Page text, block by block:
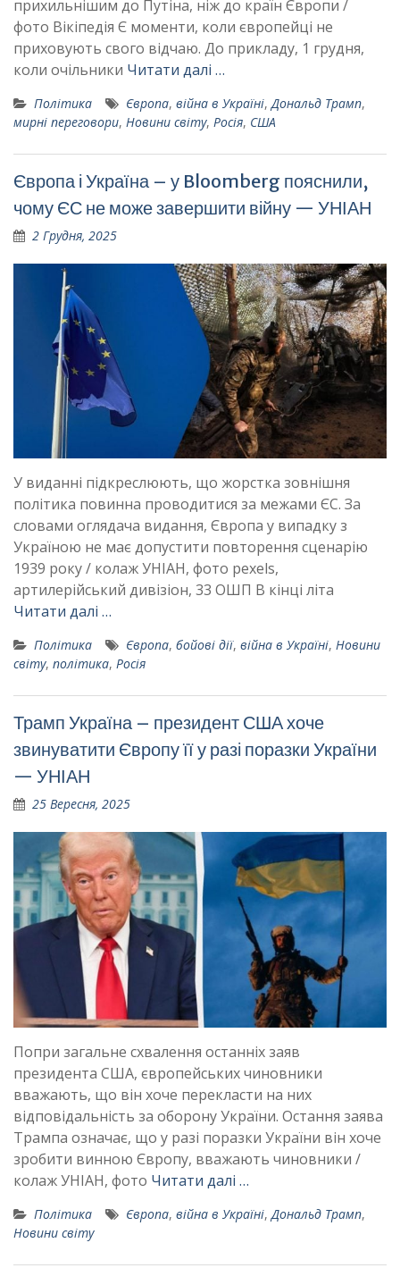
прихильнішим до Путіна, ніж до країн Європи /
фото Вікіпедія Є моменти, коли європейці не
приховують свого відчаю. До прикладу, 1 грудня,
коли очільники Читати далі …
Політика Європа, війна в Україні, Дональд Трамп,
мирні переговори, Новини світу, Росія, США
Європа і Україна – у Bloomberg пояснили,
чому ЄС не може завершити війну — УНІАН
2 Грудня, 2025
У виданні підкреслюють, що жорстка зовнішня
політика повинна проводитися за межами ЄС. За
словами оглядача видання, Європа у випадку з
Україною не має допустити повторення сценарію
1939 року / колаж УНІАН, фото pexels,
артилерійський дивізіон, 33 ОШП В кінці літа
Читати далі …
Політика Європа, бойові дії, війна в Україні, Новини
світу, політика, Росія
Трамп Україна – президент США хоче
звинуватити Європу її у разі поразки України
— УНІАН
25 Вересня, 2025
Попри загальне схвалення останніх заяв
президента США, європейських чиновники
вважають, що він хоче перекласти на них
відповідальність за оборону України. Остання заява
Трампа означає, що у разі поразки України він хоче
зробити винною Європу, вважають чиновники /
колаж УНІАН, фото Читати далі …
Політика Європа, війна в Україні, Дональд Трамп,
Новини світу